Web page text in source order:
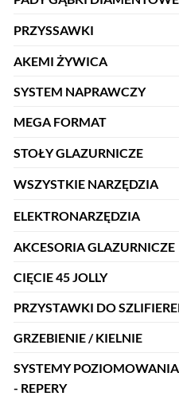
PRZYSSAWKI
AKEMI ŻYWICA
SYSTEM NAPRAWCZY
MEGA FORMAT
STOŁY GLAZURNICZE
WSZYSTKIE NARZĘDZIA
ELEKTRONARZĘDZIA
AKCESORIA GLAZURNICZE
CIĘCIE 45 JOLLY
PRZYSTAWKI DO
GRZEBIENIE / KIELNIE
SYSTEMY
- REPERY